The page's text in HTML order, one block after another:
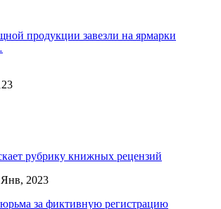
продукции завезли на ярмарки
рубрику книжных рецензий
2023
за фиктивную регистрацию